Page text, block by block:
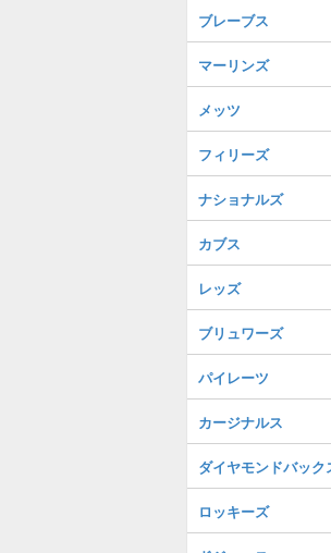
ブレーブス
マーリンズ
メッツ
フィリーズ
ナショナルズ
カブス
レッズ
ブリュワーズ
パイレーツ
カージナルス
ダイヤモンドバック
ロッキーズ